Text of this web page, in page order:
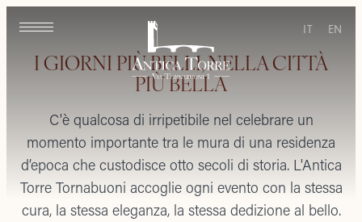
IT EN
I GIORNI PIÙ BELLI, NELLA CITTÀ
PIÙ BELLA
C'è qualcosa di irripetibile nel celebrare un
momento importante tra le mura di una residenza
d’epoca che custodisce otto secoli di storia. L'Antica
Torre Tornabuoni accoglie ogni evento con la stessa
cura, la stessa eleganza, la stessa dedizione al bello.